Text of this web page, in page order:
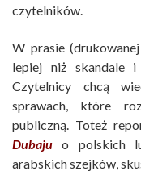
czytelników.
W prasie
lepiej niż skandale
Czytelnicy chcą
sprawach, które
publiczną. Toteż
Dubaju o polskich
arabskich szejków,